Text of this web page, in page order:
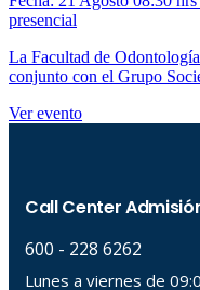
presencial
La Facultad de
conjunto con el Grupo
Ver evento